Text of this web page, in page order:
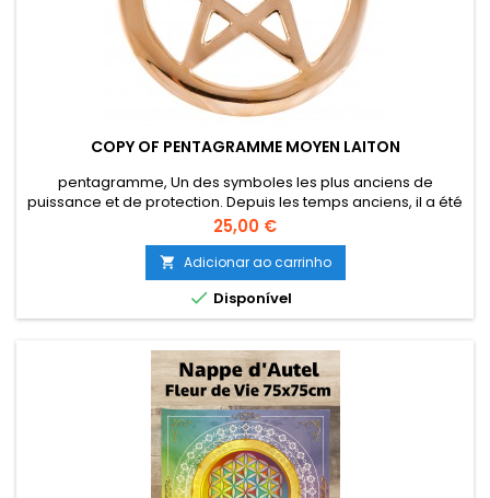
COPY OF PENTAGRAMME MOYEN LAITON
pentagramme, Un des symboles les plus anciens de
puissance et de protection. Depuis les temps anciens, il a été
utilisé pour éloigner les démons et les énergies négatives.
C'était donc la coutume de mettre un pentagramme à
l'entrée de votre maison. Il vitalise et renforce l'aura. Matériel:
laiton Ø 8 cm 50 GR
Preço
25,00 €
 Adicionar ao carrinho
 Disponível